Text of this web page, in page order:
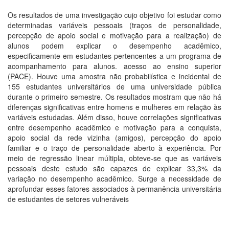
Os resultados de uma investigação cujo objetivo foi estudar como
determinadas variáveis pessoais (traços de personalidade,
percepção de apoio social e motivação para a realização) de
alunos podem explicar o desempenho acadêmico,
especificamente em estudantes pertencentes a um programa de
acompanhamento para alunos. acesso ao ensino superior
(PACE). Houve uma amostra não probabilística e incidental de
155 estudantes universitários de uma universidade pública
durante o primeiro semestre. Os resultados mostram que não há
diferenças significativas entre homens e mulheres em relação às
variáveis estudadas. Além disso, houve correlações significativas
entre desempenho acadêmico e motivação para a conquista,
apoio social da rede vizinha (amigos), percepção do apoio
familiar e o traço de personalidade aberto à experiência. Por
meio de regressão linear múltipla, obteve-se que as variáveis
pessoais deste estudo são capazes de explicar 33,3% da
variação no desempenho acadêmico. Surge a necessidade de
aprofundar esses fatores associados à permanência universitária
de estudantes de setores vulneráveis